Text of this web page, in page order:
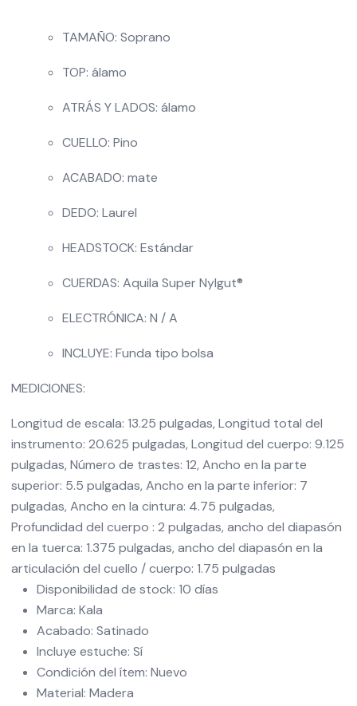
TAMAÑO: Soprano
TOP: álamo
ATRÁS Y LADOS: álamo
CUELLO: Pino
ACABADO: mate
DEDO: Laurel
HEADSTOCK: Estándar
CUERDAS: Aquila Super Nylgut®
ELECTRÓNICA: N / A
INCLUYE: Funda tipo bolsa
MEDICIONES:
Longitud de escala: 13.25 pulgadas, Longitud total del
instrumento: 20.625 pulgadas, Longitud del cuerpo: 9.125
pulgadas, Número de trastes: 12, Ancho en la parte
superior: 5.5 pulgadas, Ancho en la parte inferior: 7
pulgadas, Ancho en la cintura: 4.75 pulgadas,
Profundidad del cuerpo : 2 pulgadas, ancho del diapasón
en la tuerca: 1.375 pulgadas, ancho del diapasón en la
articulación del cuello / cuerpo: 1.75 pulgadas
Disponibilidad de stock: 10 días
Marca: Kala
Acabado: Satinado
Incluye estuche: Sí
Condición del ítem: Nuevo
Material: Madera